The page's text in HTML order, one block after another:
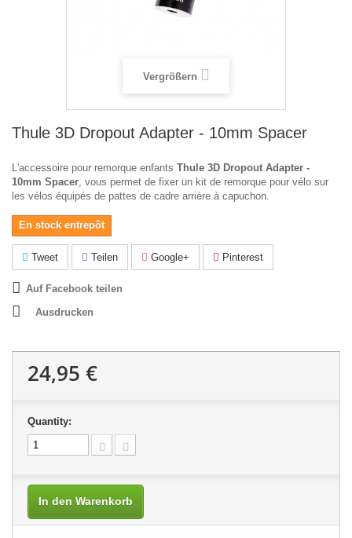
Vergrößern
Thule 3D Dropout Adapter - 10mm Spacer
L'accessoire pour remorque enfants Thule 3D Dropout Adapter -
10mm Spacer, vous permet de fixer un kit de remorque pour vélo sur
les vélos équipés de pattes de cadre arrière à capuchon.
En stock entrepôt
Tweet Teilen Google+ Pinterest
Auf Facebook teilen
Ausdrucken
24,95 €
Quantity:
In den Warenkorb